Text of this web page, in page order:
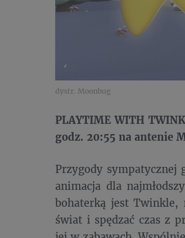
dystr. Moonbug
PLAYTIME WITH
godz. 20:55 na antenie
Przygody sympatycznej
animacja dla
bohaterką jest Twinkle,
świat i spędzać czas z